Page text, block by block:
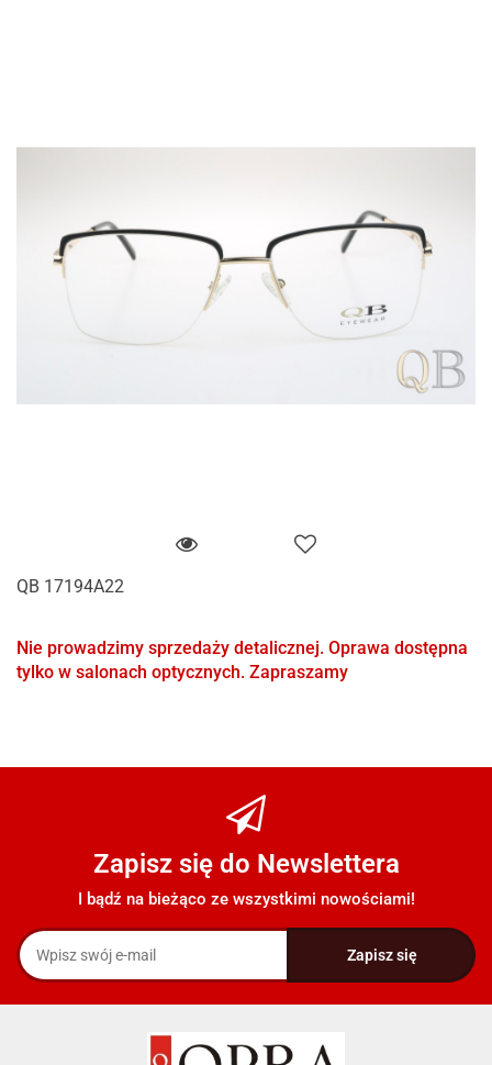
QB 17194A22
Nie prowadzimy sprzedaży detalicznej. Oprawa dostępna
tylko w salonach optycznych. Zapraszamy
Zapisz się do Newslettera
I bądź na bieżąco ze wszystkimi nowościami!